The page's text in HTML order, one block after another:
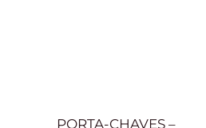
PORTA-CHAVES –